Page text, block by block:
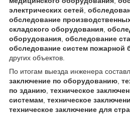
электрических сетей
обследование
складского оборудования
оборудования обследование
обследование систем пожарной
других объектов.
По итогам выезда инженера
заключение по оборудованию
по зданию техническое
системам техническое
техническое заключение для